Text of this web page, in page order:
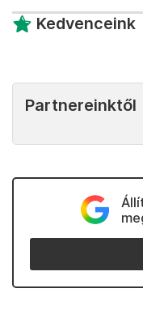
Kedvenceink
Partnereinktől